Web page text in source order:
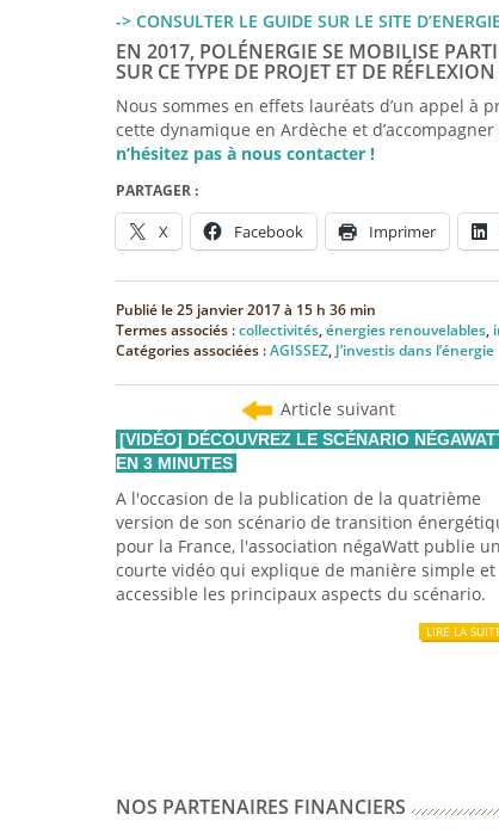
-> CONSULTER LE GUIDE SUR LE SITE
EN 2017, POLÉNERGIE SE MOBILISE
SUR CE TYPE DE PROJET ET DE
Nous sommes en effets lauréats d’un appel à
cette dynamique en Ardèche et
n’hésitez pas à nous contacter !
PARTAGER :
X Facebook Imprimer
Publié le25 janvier 2017 à 15 h 36 min
Termes associés :collectivités,énergies renouvelables,
Catégories associées :AGISSEZ, J’investis dans l’énergie
Article suivant
[VIDÉO] DÉCOUVREZ LE SCÉNARIO
EN 3 MINUTES
A l'occasion de la publication de la quatrième
version de son scénario de transition
pour la France, l'association négaWatt publie
courte vidéo qui explique de manière simple et
accessible les principaux aspects du scénario.
LIRE LA
NOS PARTENAIRES FINANCIERS